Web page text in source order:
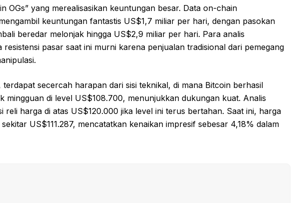
OGs” yang merealisasikan keuntungan besar. Data on-chain
keuntungan fantastis US$1,7 miliar per hari, dengan pasokan
beredar melonjak hingga US$2,9 miliar per hari. Para analis
resistensi pasar saat ini murni karena penjualan tradisional dari pemegang
terdapat secercah harapan dari sisi teknikal, di mana Bitcoin berhasil
mingguan di level US$108.700, menunjukkan dukungan kuat. Analis
reli harga di atas US$120.000 jika level ini terus bertahan. Saat ini, harga
US$111.287, mencatatkan kenaikan impresif sebesar 4,18% dalam